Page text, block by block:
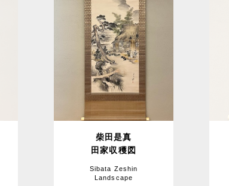
柴田是真
田家収穫図
Sibata Zeshin
Landscape